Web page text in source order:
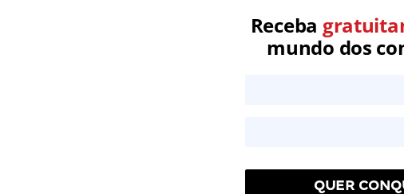
Receba
mundo dos
QUER